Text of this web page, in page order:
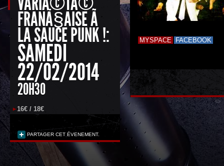
FRANÃ§AISE Ã
LA SAUCE PUNK !:
SAMEDI
22/02/2014
20H30
16€ / 18€
PARTAGER CET ÉVENEMENT.
MYSPACE FACEBOOK